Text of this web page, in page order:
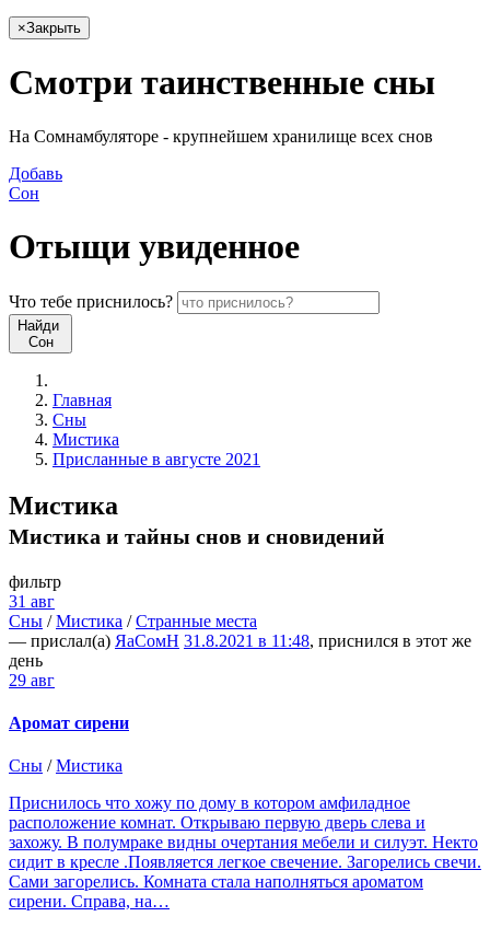
×Закрыть
Смотри таинственные сны
На Сомнамбуляторе - крупнейшем хранилище всех снов
Добавь
Сон
Отыщи увиденное
Что тебе приснилось?
Найди
Сон
Главная
Сны
Мистика
Присланные в августе 2021
Мистика
Мистика и тайны снов и сновидений
фильтр
31 авг
Сны /Мистика /Странные места
— прислал(а) ЯаСомН 31.8.2021 в 11:48, приснился в этот же
день
29 авг
Аромат сирени
Сны /Мистика
Приснилось что хожу по дому в котором амфиладное
расположение комнат. Открываю первую дверь слева и
захожу. В полумраке видны очертания мебели и силуэт. Некто
сидит в кресле .Появляется легкое свечение. Загорелись свечи.
Сами загорелись. Комната стала наполняться ароматом
сирени. Справа, на…